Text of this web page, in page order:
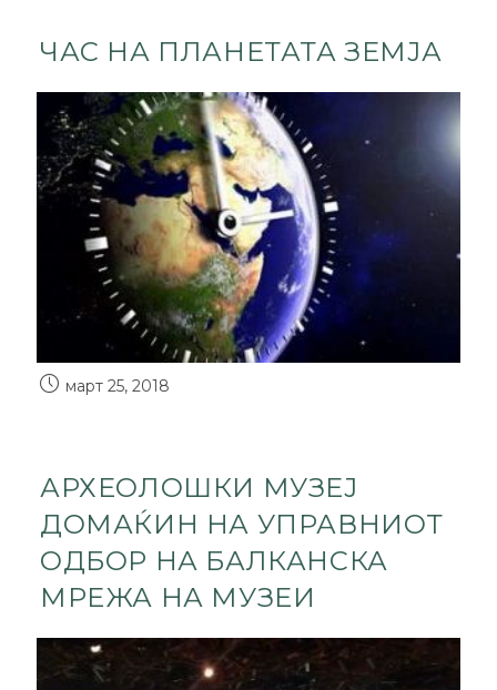
ЧАС НА ПЛАНЕТАТА ЗЕМЈА
март 25, 2018
АРХЕОЛОШКИ МУЗЕЈ
ДОМАЌИН НА УПРАВНИОТ
ОДБОР НА БАЛКАНСКА
МРЕЖА НА МУЗЕИ